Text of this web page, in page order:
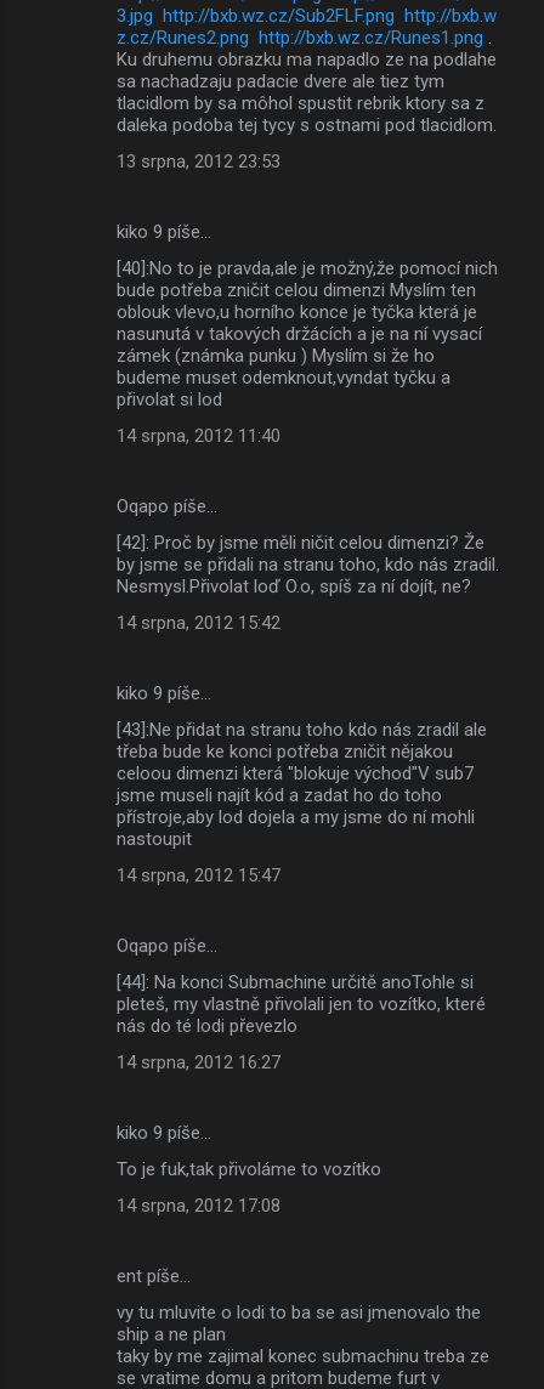
3.jpg http://bxb.wz.cz/Sub2FLF.png http://bxb.w
z.cz/Runes2.png http://bxb.wz.cz/Runes1.png
Ku druhemu obrazku ma napadlo ze na podlahe
sa nachadzaju padacie dvere ale tiez tym
tlacidlom by sa môhol spustit rebrik ktory sa z
daleka podoba tej tycy s ostnami pod tlacidlom.
13 srpna, 2012 23:53
kiko 9 píše…
[40]:No to je pravda,ale je možný,že pomocí nich
bude potřeba zničit celou dimenzi Myslím ten
oblouk vlevo,u horního konce je tyčka která je
nasunutá v takových držácích a je na ní vysací
zámek (známka punku ) Myslím si že ho
budeme muset odemknout,vyndat tyčku a
přivolat si lod
14 srpna, 2012 11:40
Oqapo píše…
[42]: Proč by jsme měli ničit celou dimenzi? Že
by jsme se přidali na stranu toho, kdo nás zradil.
Nesmysl.Přivolat loď O.o, spíš za ní dojít, ne?
14 srpna, 2012 15:42
kiko 9 píše…
[43]:Ne přidat na stranu toho kdo nás zradil ale
třeba bude ke konci potřeba zničit nějakou
celoou dimenzi která "blokuje východ"V sub7
jsme museli najít kód a zadat ho do toho
přístroje,aby lod dojela a my jsme do ní mohli
nastoupit
14 srpna, 2012 15:47
Oqapo píše…
[44]: Na konci Submachine určitě anoTohle si
pleteš, my vlastně přivolali jen to vozítko, které
nás do té lodi převezlo
14 srpna, 2012 16:27
kiko 9 píše…
To je fuk,tak přivoláme to vozítko
14 srpna, 2012 17:08
ent píše…
vy tu mluvite o lodi to ba se asi jmenovalo the
ship a ne plan
taky by me zajimal konec submachinu treba ze
se vratime domu a pritom budeme furt v